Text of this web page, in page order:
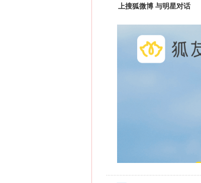
上搜狐微博 与明星对话